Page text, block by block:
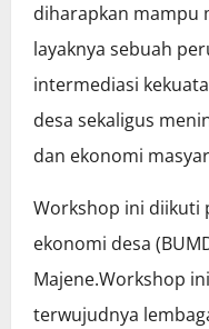
diharapkan mampu
layaknya sebuah
intermediasi
desa sekaligus
dan ekonomi
Workshop ini diikuti
ekonomi desa
Majene.Workshop
terwujudnya